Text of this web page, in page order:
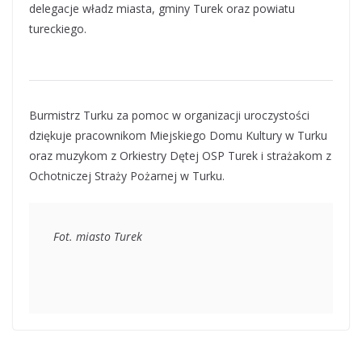
delegacje władz miasta, gminy Turek oraz powiatu
tureckiego.
Burmistrz Turku za pomoc w organizacji uroczystości
dziękuje pracownikom Miejskiego Domu Kultury w Turku
oraz muzykom z Orkiestry Dętej OSP Turek i strażakom z
Ochotniczej Straży Pożarnej w Turku.
Fot. miasto Turek